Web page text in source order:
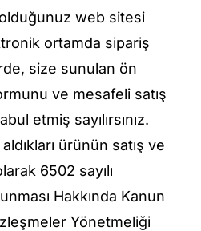
web sitesi
ortamda sipariş
size sunulan ön
ve mesafeli satış
etmiş sayılırsınız.
aldıkları ürünün satış ve
6502 sayılı
Hakkında Kanun
Yönetmeliği